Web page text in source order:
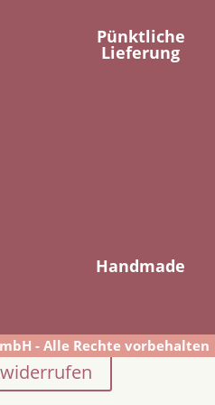
Pünktliche
Lieferung
Handmade
- Alle Rechte vorbehalten